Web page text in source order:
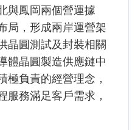
與鳳岡兩個營運據
局，形成兩岸運營架
晶圓測試及封裝相關
體晶圓製造供應鏈中
極負責的經營理念，
服務滿足客戶需求，